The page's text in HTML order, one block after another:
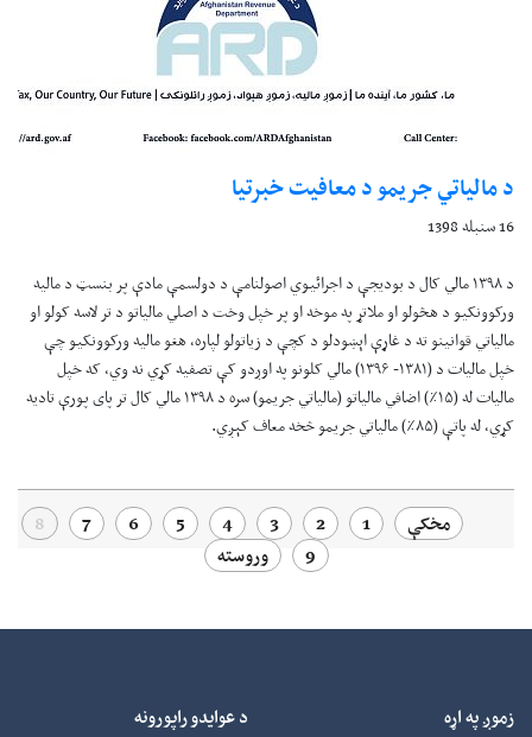
د مالياتي جريمو د معافيت خبرتيا
16 سنبله 1398
د ۱۳۹۸ مالي کال د بوديجې د اجرائيوي اصولنامې د دولسمې مادې پر بنسټ د ماليه
ورکوونکيو د هڅولو او ملاتړ په موخه او پر خپل وخت د اصلي مالياتو د تر لاسه کولو او
مالياتي قوانينو ته د غاړې اېښودلو د کچې د زياتولو لپاره، هغو ماليه ورکوونکيو چې
خپل ماليات د (۱۳۸۱- ۱۳۹۶) مالي کلونو په اوږدو کې تصفيه کړي نه وي، که خپل
ماليات له (۱۵٪) اضافي مالياتو (مالياتي جريمو) سره د ۱۳۹۸ مالي کال تر پای پورې تاديه
کړي، له پاتې (۸۵٪) مالياتي جريمو څخه معاف کېږي.
مخکې 1
2
3
4
5
6
7
8
9
وروسته
زموږ په اړه د عوایدو راپورونه